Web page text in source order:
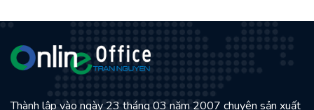
Thành lập vào ngày 23 tháng 03 năm 2007 chuyên sản xuất